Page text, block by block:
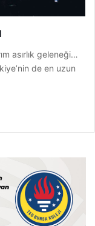
asırlık geleneği…
de en uzun